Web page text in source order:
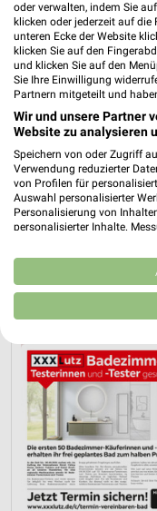
Noch morgen gültig
XXXLutz
oder verwalten, indem Sie
klicken oder jederzeit auf
unteren Ecke der Website
klicken Sie auf den
und klicken Sie auf den
Sie Ihre Einwilligung
Partnern mitgeteilt und
Wir und unsere Partner
Website zu analysieren
Speichern von oder Zugriff
Verwendung reduzierter
von Profilen für
Auswahl personalisierter
Personalisierung von
personalisierter Inhalte.
Kombinationen von Daten
Verbesserung der
von Inhalten.
Daten können außerhalb
USA gesendet werden.
Website/App.
Partnerliste anzeigen
Wir nutzen Ihre Daten für
IAB-Verarbeitungszwecke:
Speichern von oder
auf einem Endgerät
Verwendung